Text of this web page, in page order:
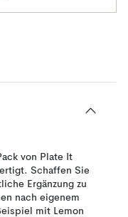
von Plate It
Schaffen Sie
Ergänzung zu
nach eigenem
mit Lemon